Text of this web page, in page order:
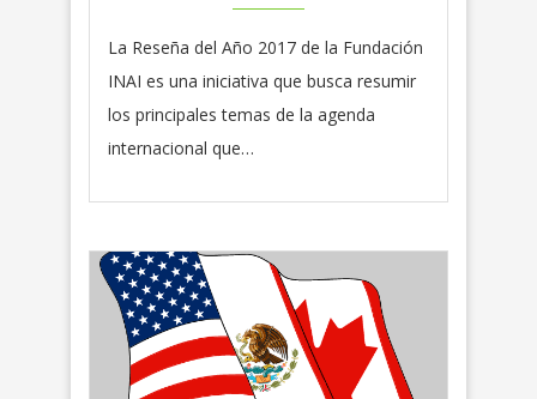
La Reseña del Año 2017 de la Fundación
INAI es una iniciativa que busca resumir
los principales temas de la agenda
internacional que…